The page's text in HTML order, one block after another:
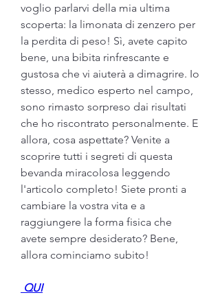
voglio parlarvi della mia ultima
scoperta: la limonata di zenzero per
la perdita di peso! Sì, avete capito
bene, una bibita rinfrescante e
gustosa che vi aiuterà a dimagrire. Io
stesso, medico esperto nel campo,
sono rimasto sorpreso dai risultati
che ho riscontrato personalmente. E
allora, cosa aspettate? Venite a
scoprire tutti i segreti di questa
bevanda miracolosa leggendo
l'articolo completo! Siete pronti a
cambiare la vostra vita e a
raggiungere la forma fisica che
avete sempre desiderato? Bene,
allora cominciamo subito!
QUI